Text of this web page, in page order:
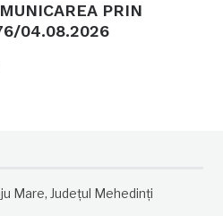
PRIN
04.08.2026
Mare, Județul Mehedinți